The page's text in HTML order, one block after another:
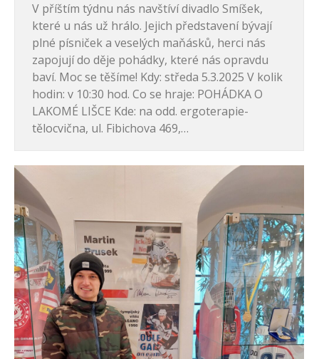
V příštím týdnu nás navštíví divadlo Smíšek,
které u nás už hrálo. Jejich představení bývají
plné písniček a veselých maňásků, herci nás
zapojují do děje pohádky, které nás opravdu
baví. Moc se těšíme! Kdy: středa 5.3.2025 V kolik
hodin: v 10:30 hod. Co se hraje: POHÁDKA O
LAKOMÉ LIŠCE Kde: na odd. ergoterapie-
tělocvična, ul. Fibichova 469,…